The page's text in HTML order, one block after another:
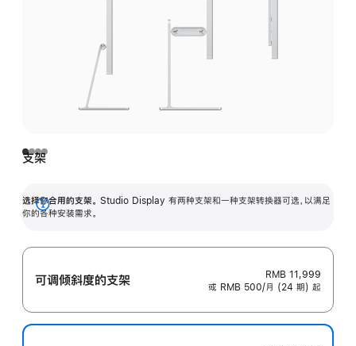
支架
选择你合用的支架。 Studio Display 有两种支架和一种支架转换器可选，以满足
你的各种安装需求。
展
可调倾斜度的支架
RMB 11,999
或 RMB 500/月 (24 期) 起